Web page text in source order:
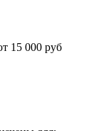
15 000 руб